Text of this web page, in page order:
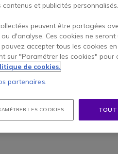
et publicités personnalisés.
peuvent être partagées
d'analyse. Ces cookies ne
pouvez accepter tous les cookies
sur "Paramétrer les cookies"
de cookies.
partenaires.
LES COOKIES TOUT